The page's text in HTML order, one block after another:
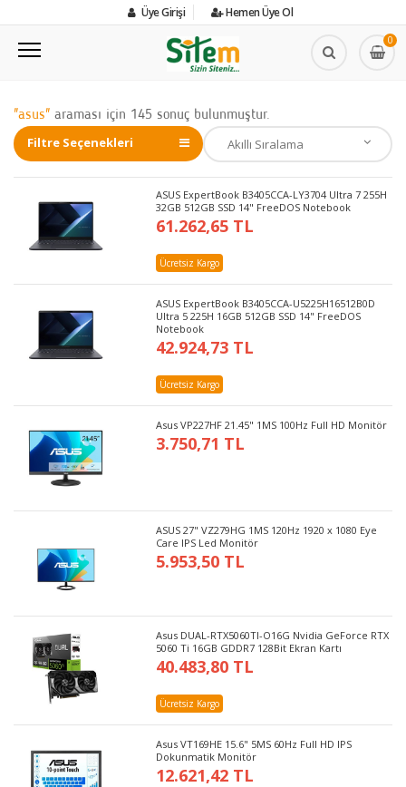
Üye Girişi Hemen Üye Ol
0
"asus" araması için 145 sonuç bulunmuştur.
Filtre Seçenekleri
ASUS ExpertBook B3405CCA-LY3704 Ultra 7 255H
32GB 512GB SSD 14" FreeDOS Notebook
61.262,65 TL
Ücretsiz Kargo
ASUS ExpertBook B3405CCA-U5225H16512B0D
Ultra 5 225H 16GB 512GB SSD 14" FreeDOS
Notebook
42.924,73 TL
Ücretsiz Kargo
Asus VP227HF 21.45" 1MS 100Hz Full HD Monitör
3.750,71 TL
ASUS 27" VZ279HG 1MS 120Hz 1920 x 1080 Eye
Care IPS Led Monitör
5.953,50 TL
Asus DUAL-RTX5060TI-O16G Nvidia GeForce RTX
5060 Ti 16GB GDDR7 128Bit Ekran Kartı
40.483,80 TL
Ücretsiz Kargo
Asus VT169HE 15.6" 5MS 60Hz Full HD IPS
Dokunmatik Monitör
12.621,42 TL